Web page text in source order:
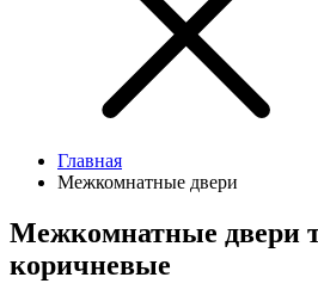
Главная
Межкомнатные двери
Межкомнатные двери
коричневые